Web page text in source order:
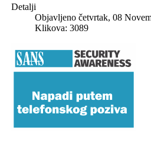
Detalji
Objavljeno četvrtak, 08
Klikova: 3089